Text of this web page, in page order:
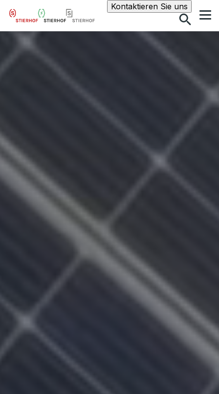
Kontaktieren Sie unsSuche